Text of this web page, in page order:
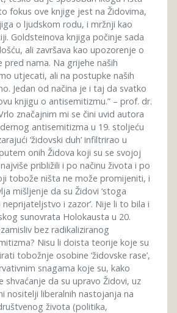
fokus ove knjige jest na Židovima,
o ljudskom rodu, i mržnji kao
Goldsteinova knjiga počinje sada
ali završava kao upozorenje o
nama. Na grijehe naših
utjecati, ali na postupke naših
Jedan od načina je i taj da svatko
knjigu o antisemitizmu.” – prof. dr.
značajnim mi se čini uvid autora
antisemitizma u 19. stoljeću
‘židovski duh’ infiltrirao u
onih Židova koji su se svojoj
približili i po načinu života i po
tobože ništa ne može promijeniti, i
mišljenje da su Židovi ‘stoga
i zazor’. Nije li to bila i
sunovrata Holokausta u 20.
bez radikaliziranog
Nisu li doista teorije koje su
tobožnje osobine ‘židovske rase’,
snagama koje su, kako
shvaćanje da su upravo Židovi, uz
nositelji liberalnih nastojanja na
života (politika,